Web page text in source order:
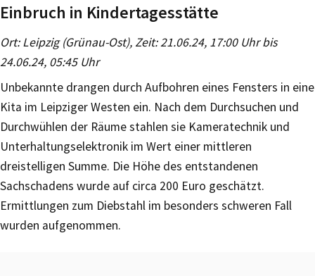
Einbruch in Kindertagesstätte
Ort: Leipzig (Grünau-Ost), Zeit: 21.06.24, 17:00 Uhr bis
24.06.24, 05:45 Uhr
Unbekannte drangen durch Aufbohren eines Fensters in eine
Kita im Leipziger Westen ein. Nach dem Durchsuchen und
Durchwühlen der Räume stahlen sie Kameratechnik und
Unterhaltungselektronik im Wert einer mittleren
dreistelligen Summe. Die Höhe des entstandenen
Sachschadens wurde auf circa 200 Euro geschätzt.
Ermittlungen zum Diebstahl im besonders schweren Fall
wurden aufgenommen.